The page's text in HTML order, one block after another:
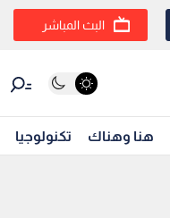
البث المباشر
هنا وهناك تكنولوجيا